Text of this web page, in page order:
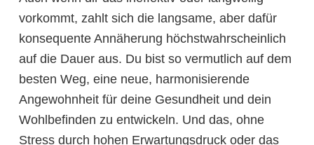
vorkommt, zahlt sich die langsame, aber dafür
konsequente Annäherung höchstwahrscheinlich
auf die Dauer aus. Du bist so vermutlich auf dem
besten Weg, eine neue, harmonisierende
Angewohnheit für deine Gesundheit und dein
Wohlbefinden zu entwickeln. Und das, ohne
Stress durch hohen Erwartungsdruck oder das